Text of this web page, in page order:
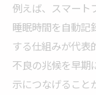
例えば、スマート
睡眠時間を自動記
する仕組みが代表
不良の兆候を早期
示につなげること